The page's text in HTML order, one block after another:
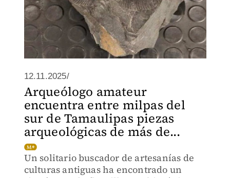
12.11.2025/
Arqueólogo amateur
encuentra entre milpas del
sur de Tamaulipas piezas
arqueológicas de más de...
Un solitario buscador de artesanías de
culturas antiguas ha encontrado un